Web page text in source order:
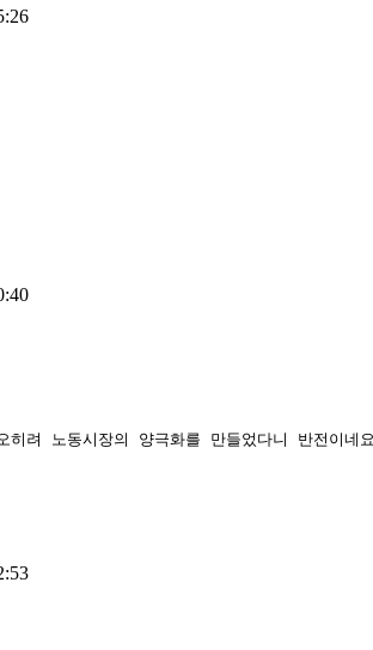
려 노동시장의 양극화를 만들었다니 반전이네